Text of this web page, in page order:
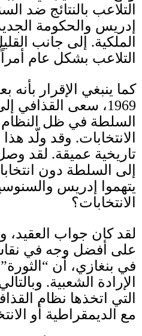
التلاعب بالنتائج ضد
إدريس والحكومة
الملكية. إلى جانب
التلاعب بشكل عام
كما ينبغي الإقرار بأنه
1969، سعى القذافي
السلطة في ظل النظام
الانتخابات. وقد ولّد هذا
تاريخية عميقة. لقد
إلى السلطة دون
يتهموا إدريس
الانتخابات؟
لقد كان جواب العقيد،
على أفضل وجه في
في بنغازي، أن “ الثورة”
الإرادة الشعبية.
التي اتخذها نظام
مع الديمقراطية أو